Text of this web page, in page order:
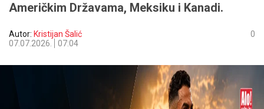
Američkim Državama, Meksiku i Kanadi.
Autor: Kristijan Šalić
07.07.2026.
07:04
0